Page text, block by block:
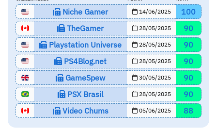
Niche Gamer 14/06/2025
100
TheGamer
28/05/2025
90
Playstation Universe
28/05/2025
90
PS4Blog.net
28/05/2025
90
GameSpew
30/05/2025
90
PSX Brasil
28/05/2025
90
Video Chums
05/06/2025 88